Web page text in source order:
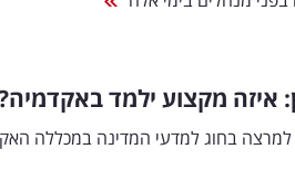
איזה מקצוע ילמד
למרצה בחוג למדעי המדינה במכללה